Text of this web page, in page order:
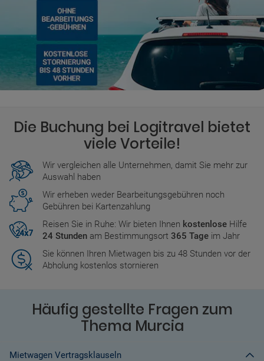
Die Buchung bei Logitravel bietet
viele Vorteile!
Wir vergleichen alle Unternehmen, damit Sie mehr zur
Auswahl haben
Wir erheben weder Bearbeitungsgebühren noch
Gebühren bei Kartenzahlung
Reisen Sie in Ruhe: Wir bieten Ihnen kostenlose Hilfe
24 Stunden am Bestimmungsort 365 Tage im Jahr
Sie können Ihren Mietwagen bis zu 48 Stunden vor der
Abholung kostenlos stornieren
Häufig gestellte Fragen zum
Thema Murcia
Mietwagen Vertragsklauseln